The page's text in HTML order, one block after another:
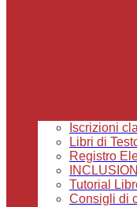
Iscrizioni
Libri di
Registro
Tutorial
Consigli di